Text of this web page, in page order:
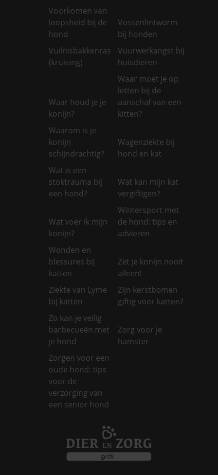
Voorkomen van
loopsheid bij de
hond
Vossenlintworm
bij honden
Vuilnisbakkenras
(kruising)
Vuurwerkangst bij
huisdieren
Waar houd je je
konijn?
Waar moet je op
letten bij de
aanschaf van een
kitten?
Waarom is je
konijn
schijndrachtig?
Wagenziekte bij
hond en kat
Wat is een
stoktrauma bij
een hond?
Wat kan mijn kat
vergiftigen?
Wat voer ik mijn
konijn?
Wintersport met
de hond: tips en
adviezen
Wonden en
blessures bij
katten
Zet je konijn nooit
alleen!
Ziekte van Lyme
bij katten
Zijn kerstbomen
giftig voor katten?
Zo kan je veilig
barbecueën met
je hond
Zorg voor je
hamster
Zorgen voor een
oude hond: tips
voor de
verzorging van
een senior hond